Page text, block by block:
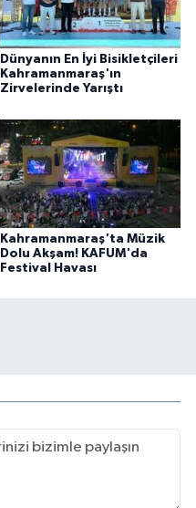
Dünyanın En İyi Bisikletçileri
Kahramanmaraş'ın
Zirvelerinde Yarıştı
Kahramanmaraş'ta Müzik
Dolu Akşam! KAFUM'da
Festival Havası